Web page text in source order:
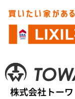
株式会社トーワ